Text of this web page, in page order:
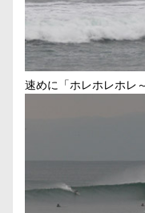
速めに「ホレホレホレ